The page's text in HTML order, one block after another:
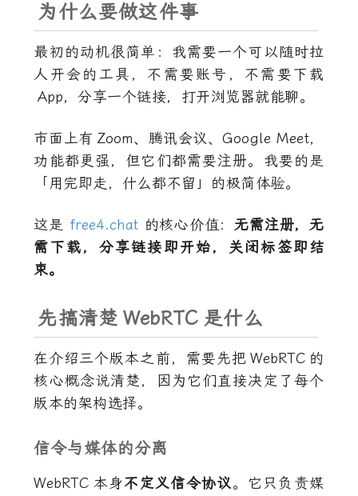
为什么要做这件事
最初的动机很简单：我需要一个可以随时拉
人开会的工具，不需要账号，不需要下载
App，分享一个链接，打开浏览器就能聊。
市面上有 Zoom、腾讯会议、Google Meet，
功能都更强，但它们都需要注册。我要的是
「用完即走，什么都不留」的极简体验。
这是 free4.chat 的核心价值：无需注册，无
需下载，分享链接即开始，关闭标签即结
束。
先搞清楚 WebRTC 是什么
在介绍三个版本之前，需要先把 WebRTC 的
核心概念说清楚，因为它们直接决定了每个
版本的架构选择。
信令与媒体的分离
WebRTC 本身不定义信令协议。它只负责媒